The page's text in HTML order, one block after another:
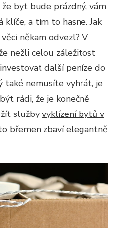
byt bude prázdný, vám
klíče, a tím to hasne. Jak
někam odvezl? V
nežli celou záležitost
další peníze do
také nemusíte vyhrát, je
rádi, že je konečně
služby vyklízení bytů v
břemen zbaví elegantně